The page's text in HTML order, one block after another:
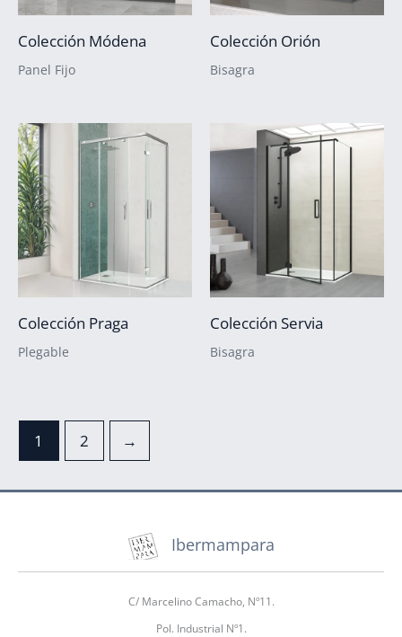
Colección Módena
Panel Fijo
Colección Orión
Bisagra
Colección Praga
Plegable
Colección Servia
Bisagra
1 2 →
Ibermampara
C/ Marcelino Camacho, Nº11.
Pol. Industrial Nº1.